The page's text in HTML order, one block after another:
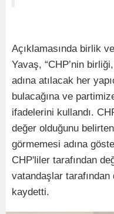
Açıklamasında birlik
Yavaş, “CHP’nin
adına atılacak her
bulacağına ve
ifadelerini kullandı.
değer olduğunu
görmemesi adına
CHP'liler tarafından
vatandaşlar tarafından
kaydetti.